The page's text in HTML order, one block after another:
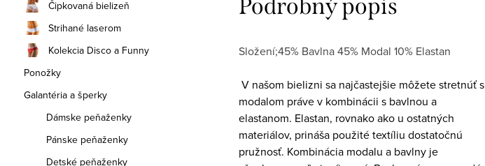
Čipkovaná bielizeň
Strihané laserom
Kolekcia Disco a Funny
Ponožky
Galantéria a šperky
Dámske peňaženky
Pánske peňaženky
Detské peňaženky
Podrobný popis
Složení;45% Bavlna 45% Modal 10% Elastan
V našom bielizni sa najčastejšie môžete stretnúť s
modalom práve v kombinácii s bavlnou a
elastanom. Elastan, rovnako ako u ostatných
materiálov, prináša použité textíliu dostatočnú
pružnosť. Kombinácia modalu a bavlny je